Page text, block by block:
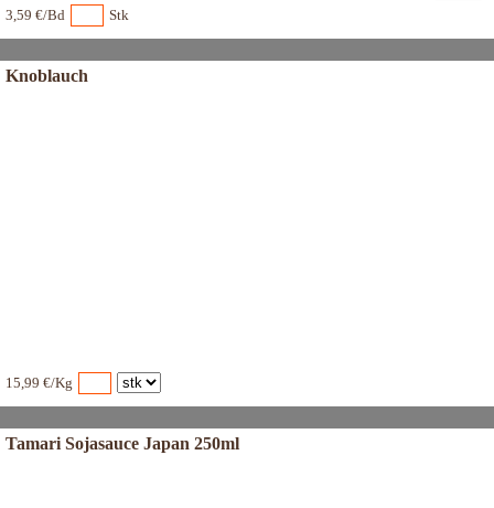
3,59 €/Bd Stk
Knoblauch
15,99 €/Kg
Tamari Sojasauce Japan 250ml